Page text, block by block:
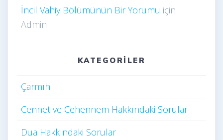
İncil Vahiy Bölümünün Bir Yorumu için
Admin
KATEGORILER
Çarmıh​
Cennet ve Cehennem Hakkındaki Sorular
Dua Hakkındaki Sorular